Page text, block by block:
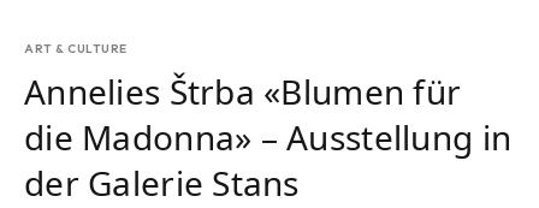
ART & CULTURE
Annelies Štrba «Blumen für
die Madonna» – Ausstellung in
der Galerie Stans